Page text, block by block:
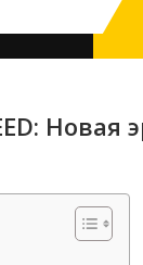
Новая